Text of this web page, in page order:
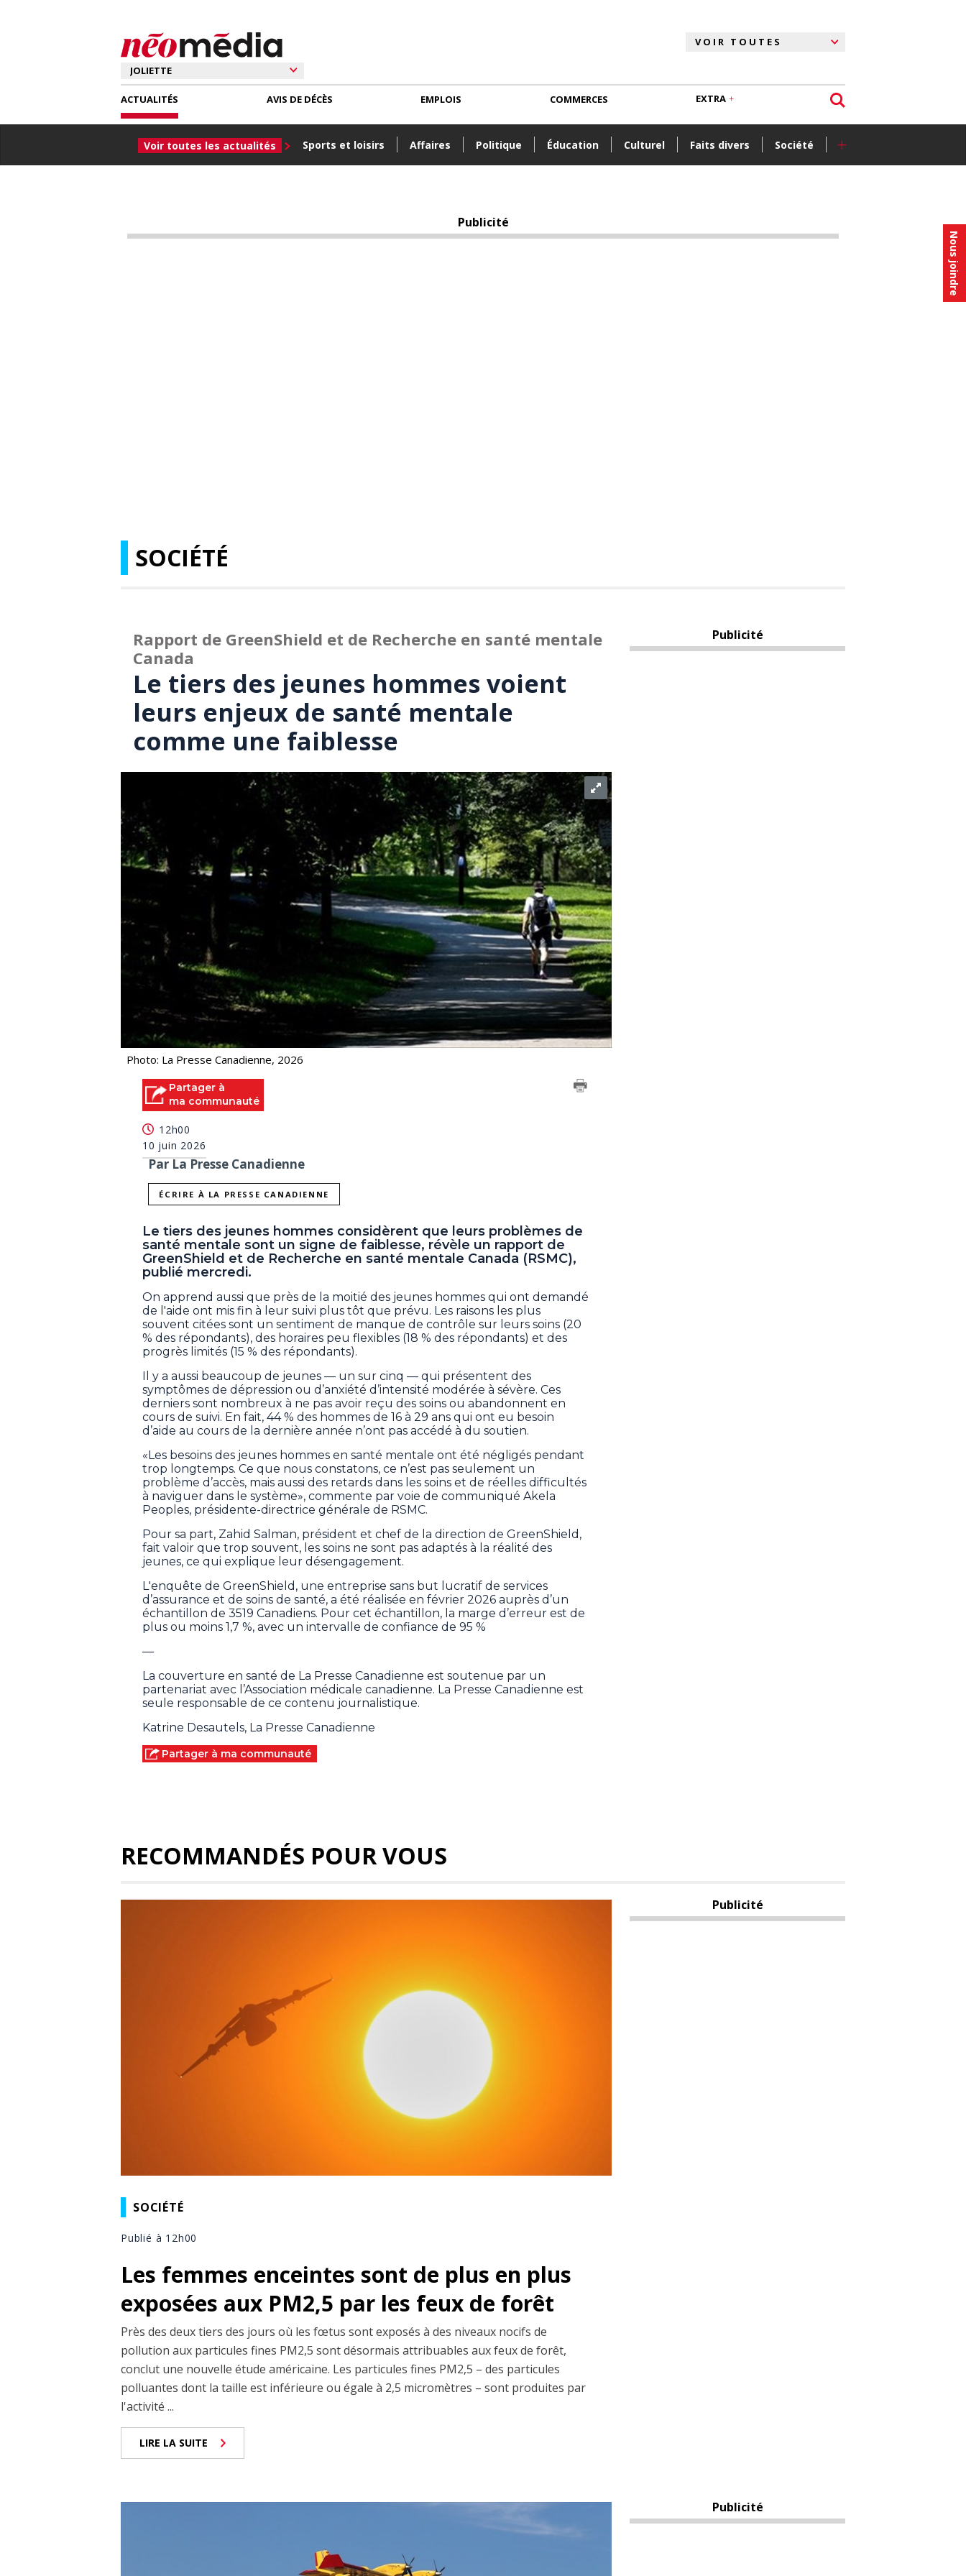
Nous joindre
ACTUALITÉS
Voir toutes les actualités Sports et loisirs Affaires Politique Éducation Culturel Faits divers Société +
AVIS DE DÉCÈS EMPLOIS COMMERCES EXTRA
Publicité
SOCIÉTÉ
Rapport de GreenShield et de Recherche en santé mentale
Canada
Le tiers des jeunes hommes voient
leurs enjeux de santé mentale
comme une faiblesse
Photo: La Presse Canadienne, 2026
Partager à
ma communauté
12h00
10 juin 2026
Par La Presse Canadienne
ÉCRIRE À LA PRESSE CANADIENNE
Le tiers des jeunes hommes considèrent que leurs problèmes de
santé mentale sont un signe de faiblesse, révèle un rapport de
GreenShield et de Recherche en santé mentale Canada (RSMC),
publié mercredi.
On apprend aussi que près de la moitié des jeunes hommes qui ont demandé
de l'aide ont mis fin à leur suivi plus tôt que prévu. Les raisons les plus
souvent citées sont un sentiment de manque de contrôle sur leurs soins (20
% des répondants), des horaires peu flexibles (18 % des répondants) et des
progrès limités (15 % des répondants).
Il y a aussi beaucoup de jeunes — un sur cinq — qui présentent des
symptômes de dépression ou d’anxiété d’intensité modérée à sévère. Ces
derniers sont nombreux à ne pas avoir reçu des soins ou abandonnent en
cours de suivi. En fait, 44 % des hommes de 16 à 29 ans qui ont eu besoin
d’aide au cours de la dernière année n’ont pas accédé à du soutien.
«Les besoins des jeunes hommes en santé mentale ont été négligés pendant
trop longtemps. Ce que nous constatons, ce n’est pas seulement un
problème d’accès, mais aussi des retards dans les soins et de réelles difficultés
à naviguer dans le système», commente par voie de communiqué Akela
Peoples, présidente-directrice générale de RSMC.
Pour sa part, Zahid Salman, président et chef de la direction de GreenShield,
fait valoir que trop souvent, les soins ne sont pas adaptés à la réalité des
jeunes, ce qui explique leur désengagement.
L'enquête de GreenShield, une entreprise sans but lucratif de services
d’assurance et de soins de santé, a été réalisée en février 2026 auprès d’un
échantillon de 3519 Canadiens. Pour cet échantillon, la marge d’erreur est de
plus ou moins 1,7 %, avec un intervalle de confiance de 95 %
—
La couverture en santé de La Presse Canadienne est soutenue par un
partenariat avec l’Association médicale canadienne. La Presse Canadienne est
seule responsable de ce contenu journalistique.
Katrine Desautels, La Presse Canadienne
Partager à ma communauté
Publicité
RECOMMANDÉS POUR VOUS
SOCIÉTÉ
Publié à 12h00
Les femmes enceintes sont de plus en plus
exposées aux PM2,5 par les feux de forêt
Près des deux tiers des jours où les fœtus sont exposés à des niveaux nocifs de
pollution aux particules fines PM2,5 sont désormais attribuables aux feux de forêt,
conclut une nouvelle étude américaine. Les particules fines PM2,5 – des particules
polluantes dont la taille est inférieure ou égale à 2,5 micromètres – sont produites par
l'activité ...
LIRE LA SUITE
Publicité
Publicité